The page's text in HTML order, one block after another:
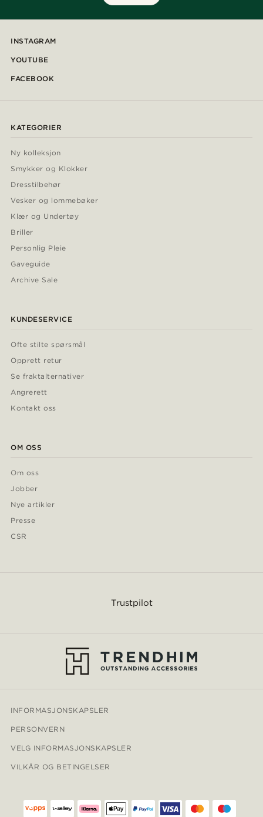
INSTAGRAM
YOUTUBE
FACEBOOK
KATEGORIER
Ny kolleksjon
Smykker og Klokker
Dresstilbehør
Vesker og lommebøker
Klær og Undertøy
Briller
Personlig Pleie
Gaveguide
Archive Sale
KUNDESERVICE
Ofte stilte spørsmål
Opprett retur
Se fraktalternativer
Angrerett
Kontakt oss
OM OSS
Om oss
Jobber
Nye artikler
Presse
CSR
Trustpilot
INFORMASJONSKAPSLER
PERSONVERN
VELG INFORMASJONSKAPSLER
VILKÅR OG BETINGELSER